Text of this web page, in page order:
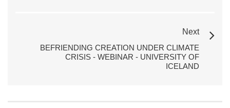
Next
BEFRIENDING CREATION UNDER CLIMATE
CRISIS - WEBINAR - UNIVERSITY OF
ICELAND